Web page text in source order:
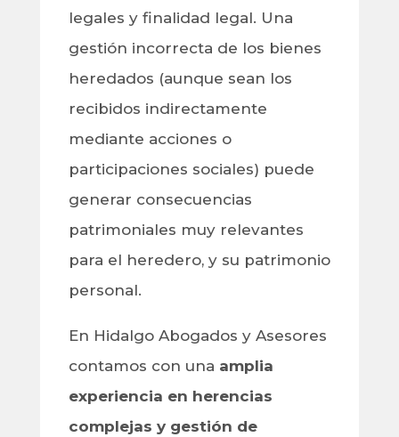
legales y finalidad legal. Una
gestión incorrecta de los bienes
heredados (aunque sean los
recibidos indirectamente
mediante acciones o
participaciones sociales) puede
generar consecuencias
patrimoniales muy relevantes
para el heredero, y su patrimonio
personal.
En Hidalgo Abogados y Asesores
contamos con una amplia
experiencia en herencias
complejas y gestión de